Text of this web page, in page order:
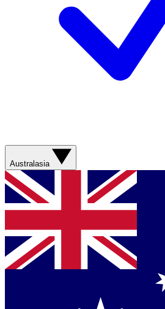
Australasia